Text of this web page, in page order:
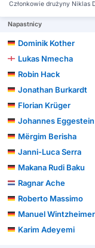
Członkowie drużyny Niklas
Napastnicy
Dominik Kother
Lukas Nmecha
Robin Hack
Jonathan Burkardt
Florian Krüger
Johannes Eggestein
Mërgim Berisha
Janni-Luca Serra
Makana Rudi Baku
Ragnar Ache
Roberto Massimo
Manuel Wintzheimer
Karim Adeyemi